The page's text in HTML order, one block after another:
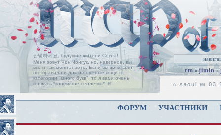
rm xjimin x
안녕하세요, будущие жители Сеула!
Меня зовут Чон Чонгук, но, наверное, вы
все и так меня знаете. Если вы дочитали
все правила и другие нужные вещи в
категории "много букв", то я вами очень
горжусь *корейское сердечко*. И
позвольте мне поприветствовать вас на
пороге нашей ролевой, с надеждой, что
вы найдете здесь свой дом, таким, каким
Читать
⌂ seoul 📅
ФОРУМ УЧАСТНИКИ